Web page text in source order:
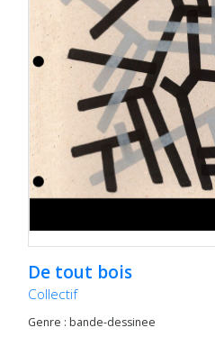
De tout bois
Collectif
Genre : bande-dessinee